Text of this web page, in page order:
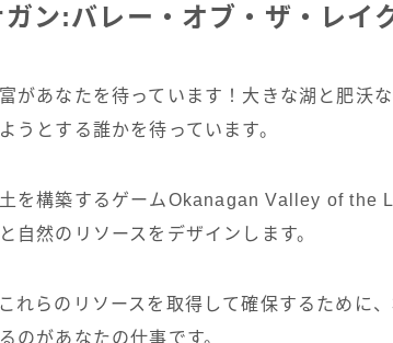
ン:バレー・オブ・ザ・レイ
があなたを待っています！大きな湖と肥沃
うとする誰かを待っています。
を構築するゲームOkanagan Valley of the
自然のリソースをデザインします。
れらのリソースを取得して確保するために
のがあなたの仕事です。